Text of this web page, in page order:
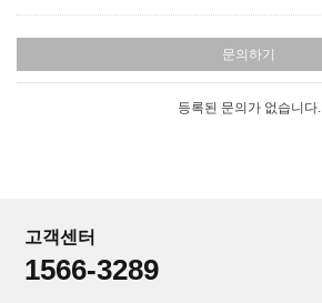
문의하기
등록된 문의가 없습니다.
고객센터
1566-3289